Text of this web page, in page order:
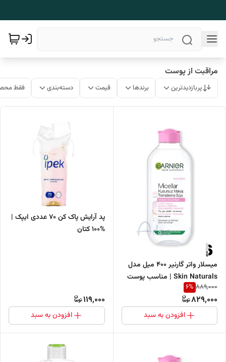
مراقبت از پوست
پربازدیدترین برندها قیمت دسته‌بندی فقط
میسلار واتر گارنیر 400 میل مدل
Skin Naturals | مناسب پوست
های حساس
889,000
6%
829,000
افزودن به سبد
پد آرایش پاک کن 70 عددی ایپک |
%100 کتان
119,000
افزودن به سبد